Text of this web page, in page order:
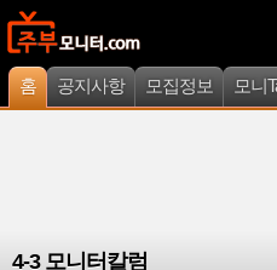
홈 공지사항 모집정보 모니
4-3 모니터칼럼